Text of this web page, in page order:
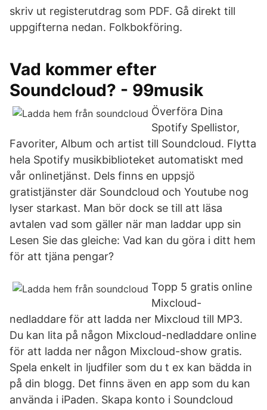
skriv ut registerutdrag som PDF. Gå direkt till
uppgifterna nedan. Folkbokföring.
Vad kommer efter
Soundcloud? - 99musik
Överföra Dina
Spotify Spellistor,
Favoriter, Album och artist till Soundcloud. Flytta
hela Spotify musikbiblioteket automatiskt med
vår onlinetjänst. Dels finns en uppsjö
gratistjänster där Soundcloud och Youtube nog
lyser starkast. Man bör dock se till att läsa
avtalen vad som gäller när man laddar upp sin
Lesen Sie das gleiche: Vad kan du göra i ditt hem
för att tjäna pengar?
Topp 5 gratis online
Mixcloud-
nedladdare för att ladda ner Mixcloud till MP3.
Du kan lita på någon Mixcloud-nedladdare online
för att ladda ner någon Mixcloud-show gratis.
Spela enkelt in ljudfiler som du t ex kan bädda in
på din blogg. Det finns även en app som du kan
använda i iPaden. Skapa konto i Soundcloud